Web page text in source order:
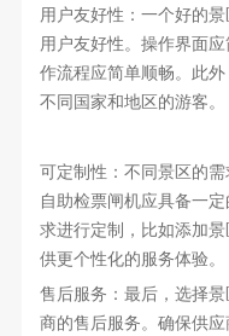
用户友好性：一个好的
用户友好性。操作界面
作流程应简单顺畅。此
不同国家和地区的游客。
可定制性：不同景区的
自助检票闸机应具备一
求进行定制，比如添加
供更个性化的服务体验。
售后服务：最后，选择
商的售后服务。确保供